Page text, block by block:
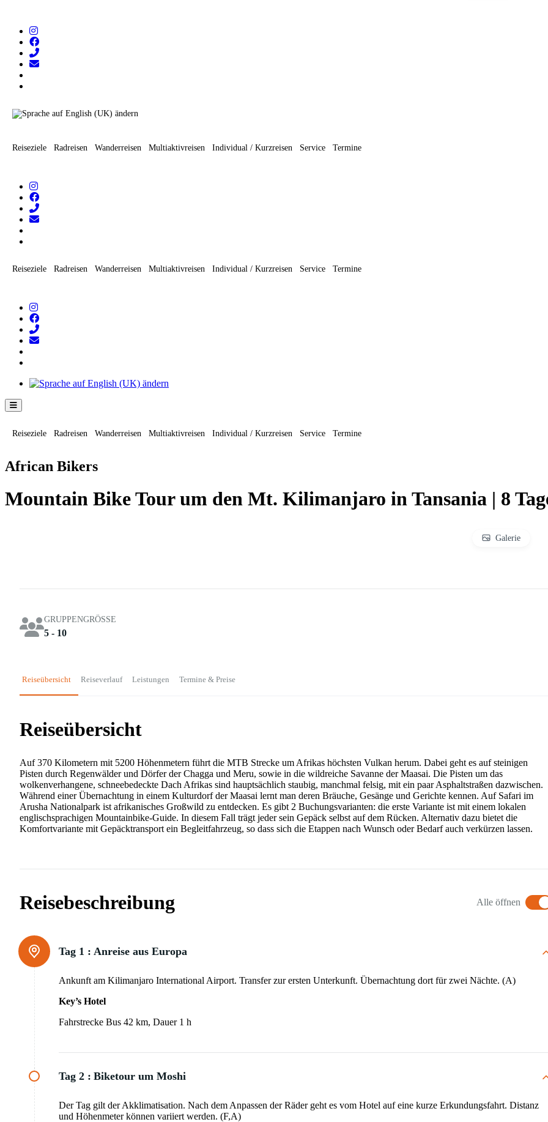
wechseln
Reiseziele Radreisen Wanderreisen Multiaktivreisen Individual / Kurzreisen Service Termine
Reiseziele Radreisen Wanderreisen Multiaktivreisen Individual / Kurzreisen Service Termine
Hamburger Toggle-Menü
Reiseziele Radreisen Wanderreisen Multiaktivreisen Individual / Kurzreisen Service Termine
African Bikers
Mountain Bike Tour um den Mt. Kilimanjaro in Tansania | 8
Galerie
GRUPPENGRÖSSE
5 - 10
Reiseübersicht Reiseverlauf Leistungen Termine & Preise
Reiseübersicht
Auf 370 Kilometern mit 5200 Höhenmetern führt die MTB Strecke um Afrikas höchsten Vulkan herum. Dabei geht es auf steinigen
Pisten durch Regenwälder und Dörfer der Chagga und Meru, sowie in die wildreiche Savanne der Maasai. Die Pisten um das
wolkenverhangene, schneebedeckte Dach Afrikas sind hauptsächlich staubig, manchmal felsig, mit ein paar Asphaltstraßen dazwischen.
Während einer Übernachtung in einem Kulturdorf der Maasai lernt man deren Bräuche, Gesänge und Gerichte kennen. Auf Safari im
Arusha Nationalpark ist afrikanisches Großwild zu entdecken. Es gibt 2 Buchungsvarianten: die erste Variante ist mit einem lokalen
englischsprachigen Mountainbike-Guide. In diesem Fall trägt jeder sein Gepäck selbst auf dem Rücken. Alternativ dazu bietet die
Komfortvariante mit Gepäcktransport ein Begleitfahrzeug, so dass sich die Etappen nach Wunsch oder Bedarf auch verkürzen lassen.
Reisebeschreibung Alle öffnen
Tag 1 : Anreise aus Europa
Ankunft am Kilimanjaro International Airport. Transfer zur ersten Unterkunft. Übernachtung dort für zwei Nächte. (A)
Key’s Hotel
Fahrstrecke Bus 42 km, Dauer 1 h
Tag 2 : Biketour um Moshi
Der Tag gilt der Akklimatisation. Nach dem Anpassen der Räder geht es vom Hotel auf eine kurze Erkundungsfahrt. Distanz
und Höhenmeter können variiert werden. (F,A)